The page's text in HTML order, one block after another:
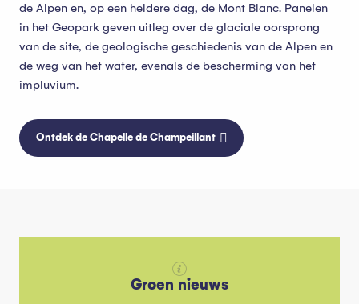
de Alpen en, op een heldere dag, de Mont Blanc. Panelen
in het Geopark geven uitleg over de glaciale oorsprong
van de site, de geologische geschiedenis van de Alpen en
de weg van het water, evenals de bescherming van het
impluvium.
Ontdek de Chapelle de Champeillant
Groen nieuws